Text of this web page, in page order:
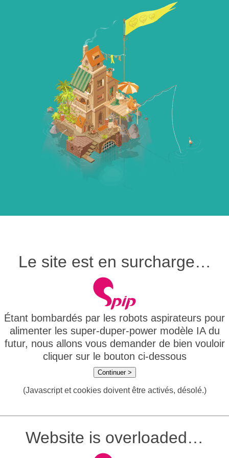
Le site est en surcharge…
Étant bombardés par les robots aspirateurs pour
alimenter les super-duper-power modèle IA du
futur, nous allons vous demander de bien vouloir
cliquer sur le bouton ci-dessous
Continuer >
(Javascript et cookies doivent être activés, désolé.)
Website is overloaded…